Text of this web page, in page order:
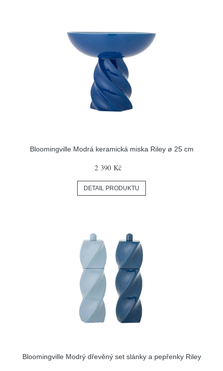
Bloomingville Modrá keramická miska Riley ø 25 cm
2 390 Kč
DETAIL PRODUKTU
Bloomingville Modrý dřevěný set slánky a pepřenky Riley